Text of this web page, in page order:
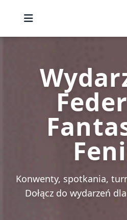
Konwenty, spotkania,
Dołącz do wydarzeń